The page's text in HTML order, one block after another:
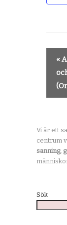
«
Vi är ett
centrum
sanning,
Sök